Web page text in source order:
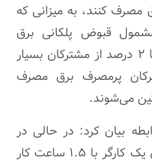
مصرف کنند، به میزانی که
قبوض پلکانی برق
خواهند شد. در این بین تنها ۲ درصد از مشترکان بسیار
برابر مشترکان پرمصرف برق مصرف
می‌شوند.
بیان کرد: در حالی در
ایران برای پرداخت قبض برق یک کارگر با ۱.۵ ساعت کار